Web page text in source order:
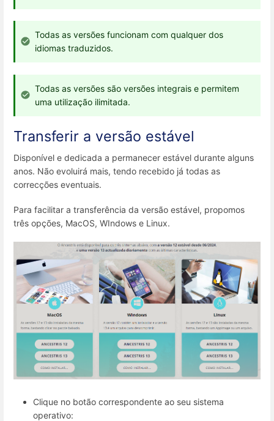
Todas as versões funcionam com qualquer dos
idiomas traduzidos.
Todas as versões são versões integrais e permitem
uma utilização ilimitada.
Transferir a versão estável
Disponível e dedicada a permanecer estável durante alguns
anos. Não evoluirá mais, tendo recebido já todas as
correcções eventuais.
Para facilitar a transferência da versão estável, propomos
três opções, MacOS, WIndows e Linux.
Clique no botão correspondente ao seu sistema
operativo: